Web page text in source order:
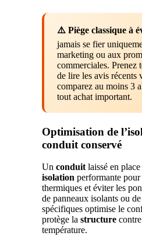
⚠️ Piège classique à
jamais se fier
marketing ou aux
commerciales. Prenez
de lire les avis récents
comparez au moins 3
tout achat important.
Optimisation de
conduit conservé
Un conduitlaissé en
isolation performante
thermiques et éviter les
de panneaux isolants ou
spécifiques optimise le
protège la structure
température.